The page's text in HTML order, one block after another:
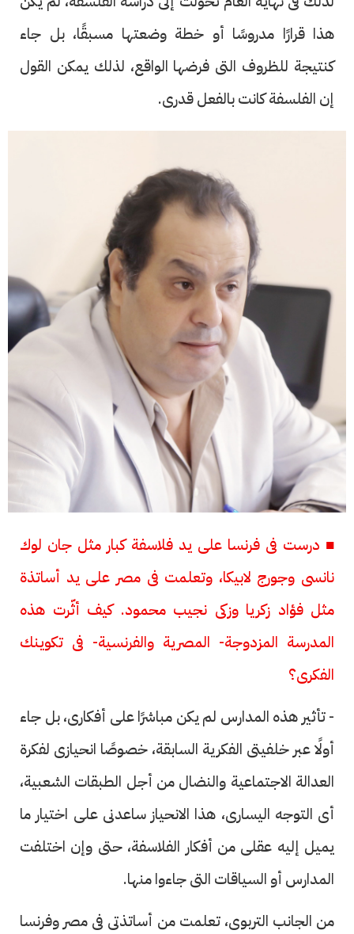
هذا قرارًا مدروسًا أو خطة وضعتها مسبقًا، بل جاء
كنتيجة للظروف التى فرضها الواقع، لذلك يمكن القول
إن الفلسفة كانت بالفعل قدرى.
■ درست فى فرنسا على يد فلاسفة كبار مثل جان لوك
نانسى وجورج لابيكا، وتعلمت فى مصر على يد أساتذة
مثل فؤاد زكريا وزكى نجيب محمود. كيف أثّرت هذه
المدرسة المزدوجة- المصرية والفرنسية- فى تكوينك
الفكرى؟
- تأثير هذه المدارس لم يكن مباشرًا على أفكارى، بل جاء
أولًا عبر خلفيتى الفكرية السابقة، خصوصًا انحيازى لفكرة
العدالة الاجتماعية والنضال من أجل الطبقات الشعبية،
أى التوجه اليسارى، هذا الانحياز ساعدنى على اختيار ما
يميل إليه عقلى من أفكار الفلاسفة، حتى وإن اختلفت
المدارس أو السياقات التى جاءوا منها.
من الجانب التربوى، تعلمت من أساتذتى فى مصر وفرنسا